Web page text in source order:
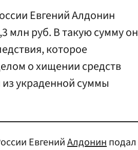
Евгений Алдонин
млн руб. В такую сумму он
которое
о хищении средств
украденной суммы
ЕвгенийАлдонинподал